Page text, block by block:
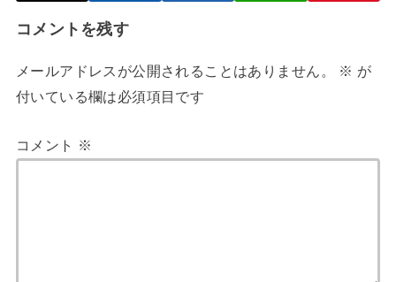
コメントを残す
メールアドレスが公開されることはありません。 ※ が
付いている欄は必須項目です
コメント ※